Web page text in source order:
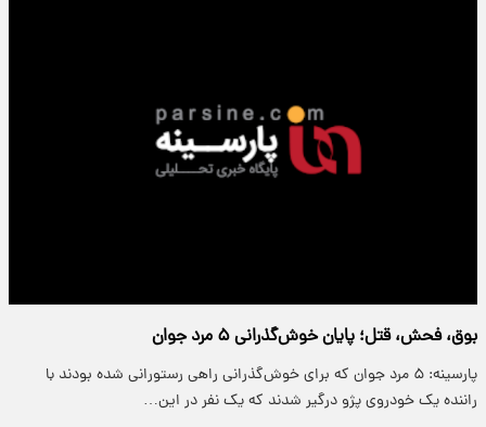
بوق، فحش، قتل؛ پایان خوش‌گذرانی ۵ مرد جوان
پارسینه: ۵ مرد جوان که برای خوش‌گذرانی راهی رستورانی شده بودند با
راننده یک خودروی پژو درگیر شدند که یک نفر در این…